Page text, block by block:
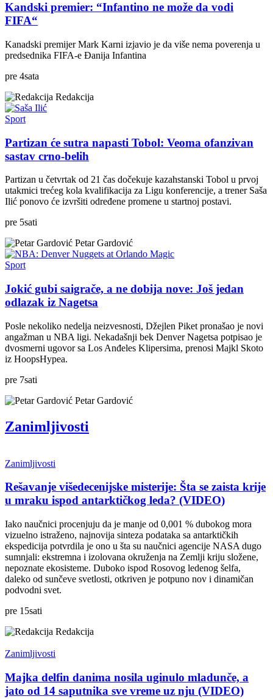
Kandski premier: “Infantino ne može da vodi
FIFA“
Kanadski premijer Mark Karni izjavio je da više nema poverenja u
predsednika FIFA-e Đanija Infantina
pre 4sata
Redakcija
Sport
Partizan će sutra napasti Tobol: Veoma ofanzivan
sastav crno-belih
Partizan u četvrtak od 21 čas dočekuje kazahstanski Tobol u prvoj
utakmici trećeg kola kvalifikacija za Ligu konferencije, a trener Saša
Ilić ponovo će izvršiti određene promene u startnoj postavi.
pre 5sati
Petar Gardović
Sport
Jokić gubi saigrače, a ne dobija nove: Još jedan
odlazak iz Nagetsa
Posle nekoliko nedelja neizvesnosti, Džejlen Piket pronašao je novi
angažman u NBA ligi. Nekadašnji bek Denver Nagetsa potpisao je
dvosmerni ugovor sa Los Anđeles Klipersima, prenosi Majkl Skoto
iz HoopsHypea.
pre 7sati
Petar Gardović
Zanimljivosti
Zanimljivosti
Rešavanje višedecenijske misterije: Šta se zaista krije
u mraku ispod antarktičkog leda? (VIDEO)
Iako naučnici procenjuju da je manje od 0,001 % dubokog mora
vizuelno istraženo, najnovija sinteza podataka sa antarktičkih
ekspedicija potvrdila je ono u šta su naučnici agencije NASA dugo
sumnjali: ekstremna i izolovana okruženja na Zemlji kriju složene,
nepoznate ekosisteme. Duboko ispod Rosovog ledenog šelfa,
daleko od sunčeve svetlosti, otkriven je potpuno nov i dinamičan
podvodni svet.
pre 15sati
Redakcija
Zanimljivosti
Majka delfin danima nosila uginulo mladunče, a
jato od 14 saputnika sve vreme uz nju (VIDEO)